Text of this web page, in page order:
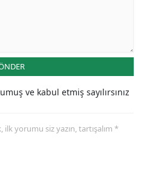
ve kabul etmiş sayılırsınız
yorumu siz yazın, tartışalım *